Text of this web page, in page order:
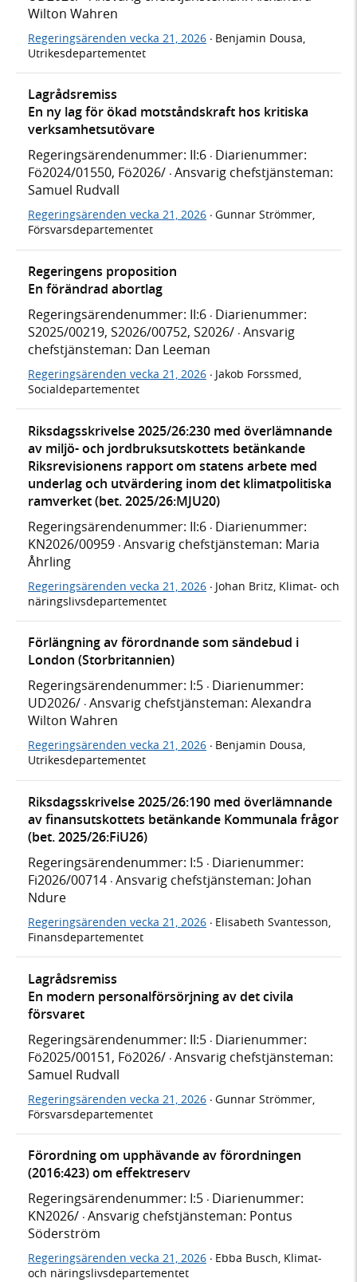
Wilton Wahren
Regeringsärenden vecka 21, 2026 · Benjamin Dousa,
Utrikesdepartementet
Lagrådsremiss
En ny lag för ökad motståndskraft hos kritiska
verksamhetsutövare
Regeringsärendenummer: II:6 · Diarienummer:
Fö2024/01550, Fö2026/ · Ansvarig chefstjänsteman:
Samuel Rudvall
Regeringsärenden vecka 21, 2026 · Gunnar Strömmer,
Försvarsdepartementet
Regeringens proposition
En förändrad abortlag
Regeringsärendenummer: II:6 · Diarienummer:
S2025/00219, S2026/00752, S2026/ · Ansvarig
chefstjänsteman: Dan Leeman
Regeringsärenden vecka 21, 2026 · Jakob Forssmed,
Socialdepartementet
Riksdagsskrivelse 2025/26:230 med överlämnande
av miljö- och jordbruksutskottets betänkande
Riksrevisionens rapport om statens arbete med
underlag och utvärdering inom det klimatpolitiska
ramverket (bet. 2025/26:MJU20)
Regeringsärendenummer: II:6 · Diarienummer:
KN2026/00959 · Ansvarig chefstjänsteman: Maria
Åhrling
Regeringsärenden vecka 21, 2026 · Johan Britz, Klimat- och
näringslivsdepartementet
Förlängning av förordnande som sändebud i
London (Storbritannien)
Regeringsärendenummer: I:5 · Diarienummer:
UD2026/ · Ansvarig chefstjänsteman: Alexandra
Wilton Wahren
Regeringsärenden vecka 21, 2026 · Benjamin Dousa,
Utrikesdepartementet
Riksdagsskrivelse 2025/26:190 med överlämnande
av finansutskottets betänkande Kommunala frågor
(bet. 2025/26:FiU26)
Regeringsärendenummer: I:5 · Diarienummer:
Fi2026/00714 · Ansvarig chefstjänsteman: Johan
Ndure
Regeringsärenden vecka 21, 2026 · Elisabeth Svantesson,
Finansdepartementet
Lagrådsremiss
En modern personalförsörjning av det civila
försvaret
Regeringsärendenummer: II:5 · Diarienummer:
Fö2025/00151, Fö2026/ · Ansvarig chefstjänsteman:
Samuel Rudvall
Regeringsärenden vecka 21, 2026 · Gunnar Strömmer,
Försvarsdepartementet
Förordning om upphävande av förordningen
(2016:423) om effektreserv
Regeringsärendenummer: I:5 · Diarienummer:
KN2026/ · Ansvarig chefstjänsteman: Pontus
Söderström
Regeringsärenden vecka 21, 2026 · Ebba Busch, Klimat-
och näringslivsdepartementet